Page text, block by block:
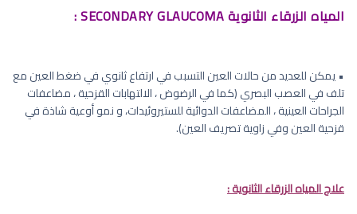
المياه الزرقاء الثانوية SECONDARY GLAUCOMA :
• يمكن للعديد من حالات العين التسبب في ارتفاع ثانوي في ضغط العين مع
تلف في العصب البصري (كما في الرضوض ، الالتهابات القزحية ، مضاعفات
الجراحات العينية ، المضاعفات الدوائية للستيروئيدات، و نمو أوعية شاذة في
قزحية العين وفي زاوية تصريف العين).
علاج المياه الزرقاء الثانوية :